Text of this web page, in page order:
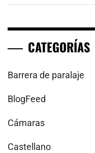
CATEGORÍAS
Barrera de paralaje
BlogFeed
Cámaras
Castellano